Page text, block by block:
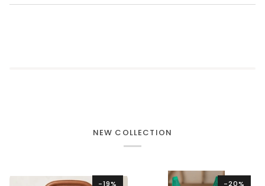
NEW COLLECTION
-19% -20%